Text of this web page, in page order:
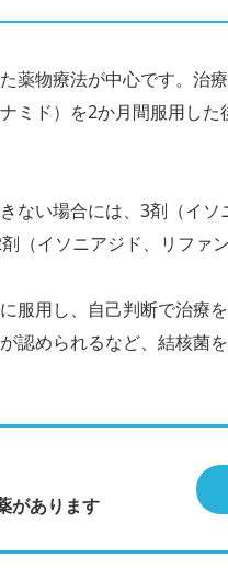
薬物療法が中心です。治
ミド）を2か月間服用し
ない場合には、3剤（イ
（イソニアジド、リファ
服用し、自己判断で治療
認められるなど、結核菌
があります